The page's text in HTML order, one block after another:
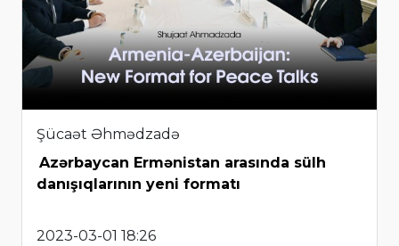
Şücaət Əhmədzadə
Azərbaycan Ermənistan arasında sülh
danışıqlarının yeni formatı
2023-03-01 18:26